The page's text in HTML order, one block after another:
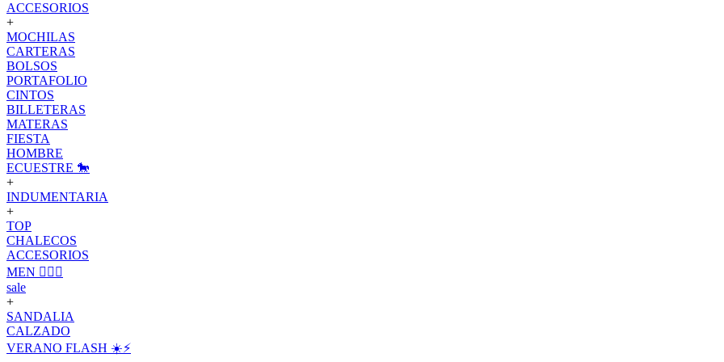
ACCESORIOS
+
MOCHILAS
CARTERAS
BOLSOS
PORTAFOLIO
CINTOS
BILLETERAS
MATERAS
FIESTA
HOMBRE
ECUESTRE 🐎
+
INDUMENTARIA
+
TOP
CHALECOS
ACCESORIOS
MEN 🙋🏽‍♂️
sale
+
SANDALIA
CALZADO
VERANO FLASH ☀️⚡️